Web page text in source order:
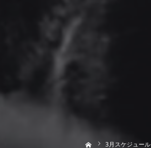
3月スケジュール